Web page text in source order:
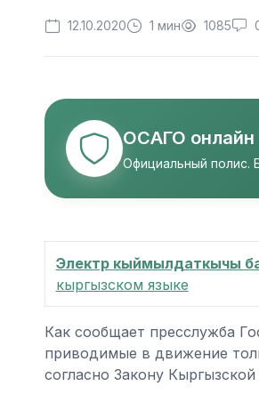
12.10.2020 1 мин 1085
ОСАГО онлайн
Официальный полис.
Электр кыймылдаткычы
кыргызском языке
Как сообщает пресслужба
приводимые в движение
согласно Закону